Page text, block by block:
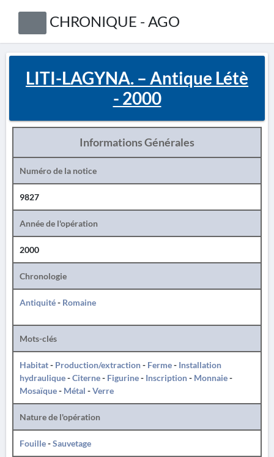
CHRONIQUE - AGO
LITI-LAGYNA. – Antique Létè
- 2000
Informations Générales
Numéro de la notice
9827
Année de l'opération
2000
Chronologie
Antiquité- Romaine
Mots-clés
Habitat- Production/extraction- Ferme- Installation
hydraulique-Citerne- Figurine- Inscription- Monnaie-
Mosaïque- Métal -Verre
Nature de l'opération
Fouille-Sauvetage